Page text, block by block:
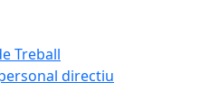
Treball
directiu